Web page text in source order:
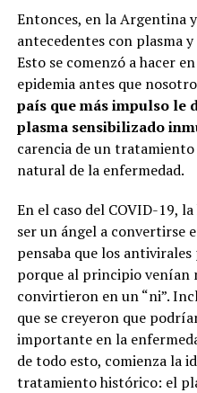
Entonces, en la Argentina
antecedentes con plasma
Esto se comenzó a hacer
epidemia antes que
país que más impulso le
plasma sensibilizado
carencia de un
natural de la enfermedad.
En el caso del COVID-19,
ser un ángel a convertirse
pensaba que los
porque al principio venían
convirtieron en un “ni”.
que se creyeron que
importante en la
de todo esto, comienza la
tratamiento histórico: el